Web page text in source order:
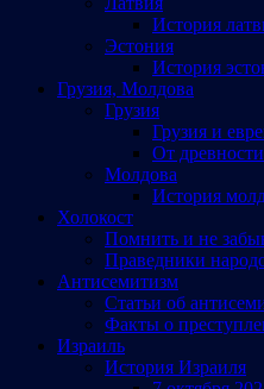
История
Эстония
История
Грузия, Молдова
Грузия
Грузия и
От
Молдова
История
Холокост
Помнить и не
Праведники
Антисемитизм
Статьи об
Факты о
Израиль
История Израиля